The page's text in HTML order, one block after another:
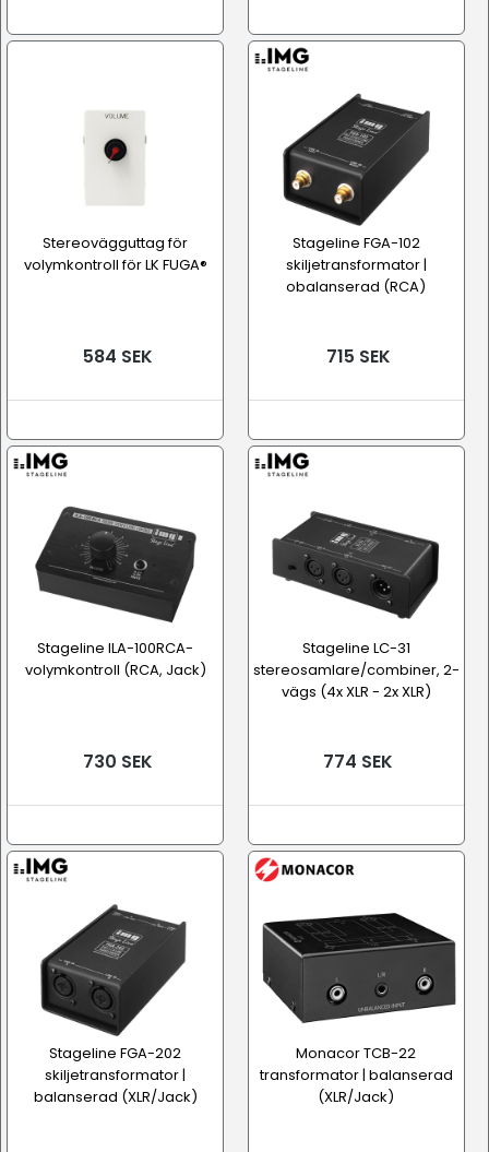
Stereovägguttag för
volymkontroll för LK FUGA®
584 SEK
Stageline FGA-102
skiljetransformator |
obalanserad (RCA)
715 SEK
Stageline ILA-100RCA-
volymkontroll (RCA, Jack)
730 SEK
Stageline LC-31
stereosamlare/combiner, 2-
vägs (4x XLR - 2x XLR)
774 SEK
Stageline FGA-202
skiljetransformator |
balanserad (XLR/Jack)
Monacor TCB-22
transformator | balanserad
(XLR/Jack)